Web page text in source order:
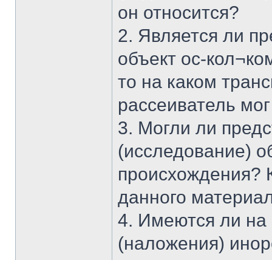
он относится?
2. Является ли
объект ос-
то на каком
рассеиватель
3. Могли ли
(исследование)
происхождения?
данного
4. Имеются ли на
(наложения)